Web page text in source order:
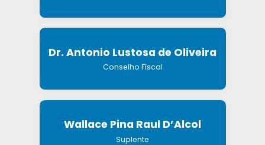
Dr. Antonio Lustosa de Oliveira
Conselho Fiscal
Wallace Pina Raul D’Alcol
Suplente